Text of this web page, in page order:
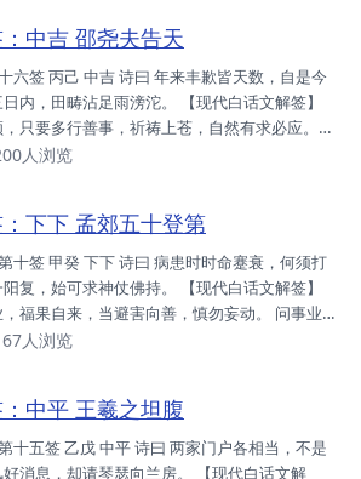
丁散落，为收束耶，从吾修身，必能转机。
人，君亦在内，守旧可也。 事业：守之三餐，
靡全世。 升迁：身心状况，今甚恶劣，宜调适
中吉 邵尧夫告天
内，田畴沾足雨滂沱。 【现代白话文解签】
只要多行善事，祈祷上苍，自然有求必应。
季见苞，忍至仲秋，笑口常开。 家庭：人口
调吾身，护己身后，定达愿望。 姻缘：可合
之，审慎行之。 考试：勤奋已足，唯方向误，
康：小疾而已，不足为忧，惟照料已，不能大
人浏览
下下 孟郊五十登第
复，始可求神仗佛持。 【现代白话文解签】
福果自来，当避害向善，慎勿妄动。 问事业
守旧，莫贪求。 问疾病，恐仍拖延。 问诉
之错之，时也命也，不是人拙，暂守之可。
佳，时之不允，不是尔拙。 升迁：劳心劳力，
调适之。 姻缘：万万不可，性不合也，勉强为
人浏览
中平 王羲之坦腹
消息，却请琴瑟向兰房。 【现代白话文解